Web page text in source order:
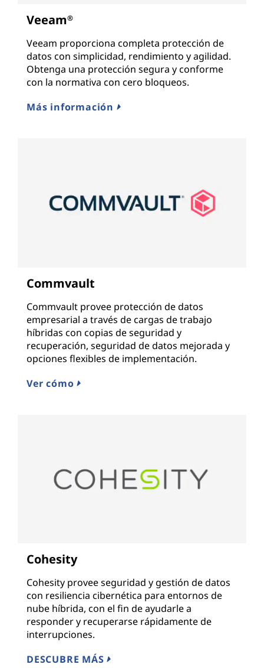
Veeam®
Veeam proporciona completa protección de
datos con simplicidad, rendimiento y agilidad.
Obtenga una protección segura y conforme
con la normativa con cero bloqueos.
Más información
Commvault
Commvault provee protección de datos
empresarial a través de cargas de trabajo
híbridas con copias de seguridad y
recuperación, seguridad de datos mejorada y
opciones flexibles de implementación.
Ver cómo
Cohesity
Cohesity provee seguridad y gestión de datos
con resiliencia cibernética para entornos de
nube híbrida, con el fin de ayudarle a
responder y recuperarse rápidamente de
interrupciones.
DESCUBRE MÁS